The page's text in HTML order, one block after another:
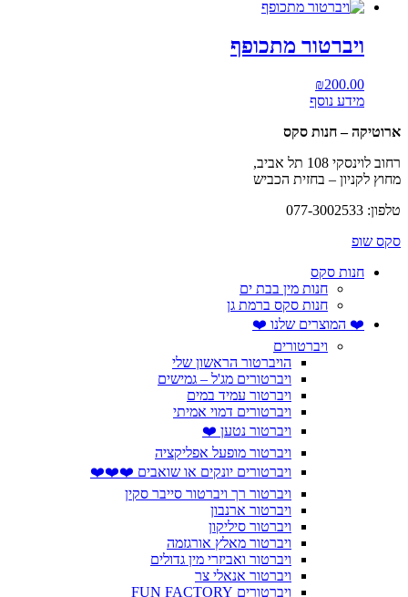
ויברטור מתכופף
₪200.00
מידע נוסף
ארוטיקה – חנות סקס
רחוב לוינסקי 108 תל אביב,
מחוץ לקניון – בחזית הכביש
טלפון: 077-3002533
סקס שופ
חנות סקס
חנות מין בבת ים
חנות סקס ברמת גן
❤️ המוצרים שלנו ❤️
ויברטורים
הויברטור הראשון שלי
ויברטורים מג'ל – גמישים
ויברטור עמיד במים
ויברטורים דמוי אמיתי
ויברטור נטען ❤️
ויברטור מופעל אפליקציה
ויברטורים יונקים או שואבים ❤️❤️❤️
ויברטור רך ויברטור סייבר סקין
ויברטור ארנבון
ויברטור סיליקון
ויברטור מאלץ אורגזמה
ויברטור ואביזרי מין גדולים
ויברטור אנאלי צר
ויברטורים FUN FACTORY